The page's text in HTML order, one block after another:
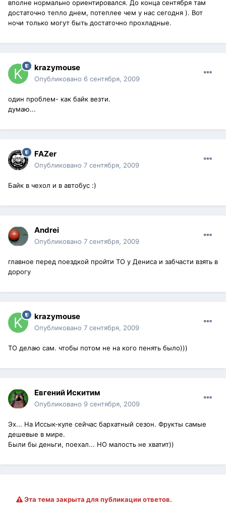
вполне нормально ориентировался. До конца сентября там
достаточно тепло днем, потеплее чем у нас сегодня ). Вот
ночи только могут быть достаточно прохладные.
krazymouse
Опубликовано 6 сентября, 2009
один проблем- как байк везти.
думаю...
FAZer
Опубликовано 7 сентября, 2009
Байк в чехол и в автобус :)
Andrei
Опубликовано 7 сентября, 2009
главное перед поездкой пройти ТО у Дениса и забчасти взять в
дорогу
krazymouse
Опубликовано 7 сентября, 2009
ТО делаю сам. чтобы потом не на кого пенять было)))
Евгений Искитим
Опубликовано 9 сентября, 2009
Эх... На Иссык-куле сейчас бархатный сезон. Фрукты самые
дешевые в мире.
Были бы деньги, поехал... НО малость не хватит))
Эта тема закрыта для публикации ответов.